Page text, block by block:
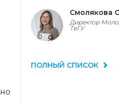
Смолякова
Директор
ТвГУ
ПОЛНЫЙ СПИСОК